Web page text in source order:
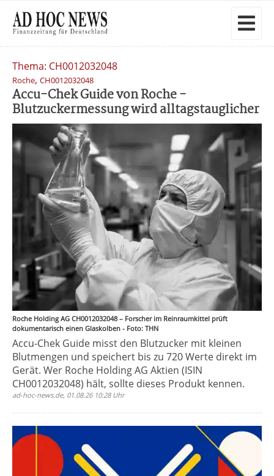
Thema: CH0012032048
Roche, CH0012032048
Accu-Chek Guide von Roche -
Blutzuckermessung wird alltagstauglicher
Roche Holding AG CH0012032048 – Forscher im Reinraumkittel prüft
dokumentarisch einen Glaskolben - Foto: THN
Accu-Chek Guide misst den Blutzucker mit kleinen
Blutmengen und speichert bis zu 720 Werte direkt im
Gerät. Wer Roche Holding AG Aktien (ISIN
CH0012032048) hält, sollte dieses Produkt kennen.
ad-hoc-news.de, 01.08.26 10:28 Uhr